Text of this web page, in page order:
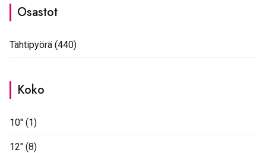
Osastot
Tähtipyörä (440)
Koko
10" (1)
12" (8)